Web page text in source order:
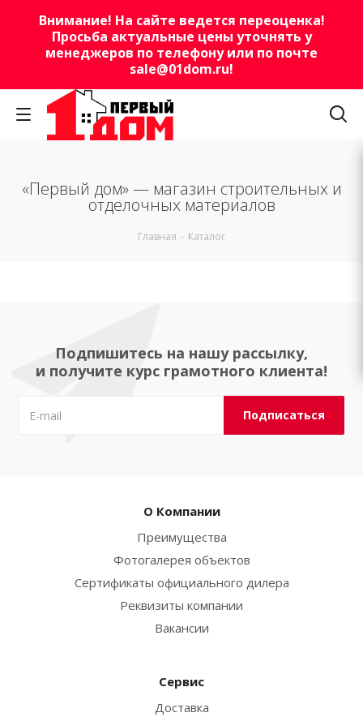
Внимание! На сайте ведется переоценка!
Просьба актуальные цены уточнять у
менеджеров по телефону или по почте
sale@01dom.ru!
«Первый дом» — магазин строительных и
отделочных материалов
Главная - Каталог
Подпишитесь на нашу рассылку,
и получите курс грамотного клиента!
О Компании
Преимущества
Фотогалерея объектов
Сертификаты официального дилера
Реквизиты компании
Вакансии
Сервис
Доставка